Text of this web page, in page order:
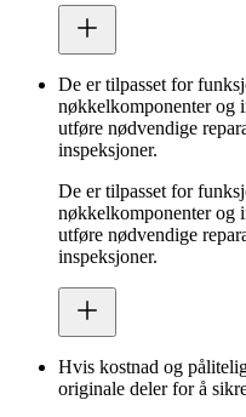
De er tilpasset for
nøkkelkomponenter og
utføre nødvendige
inspeksjoner.
De er tilpasset for
nøkkelkomponenter og
utføre nødvendige
inspeksjoner.
Hvis kostnad og
originale deler for å